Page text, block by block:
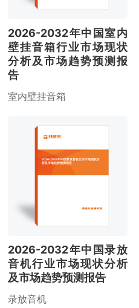
2026-2032年中国室内
壁挂音箱行业市场现状
分析及市场趋势预测报
告
室内壁挂音箱
2026-2032年中国录放音机行业市场现状分
析及市场趋势预测报告
2026-2032年中国录放
音机行业市场现状分析
及市场趋势预测报告
录放音机